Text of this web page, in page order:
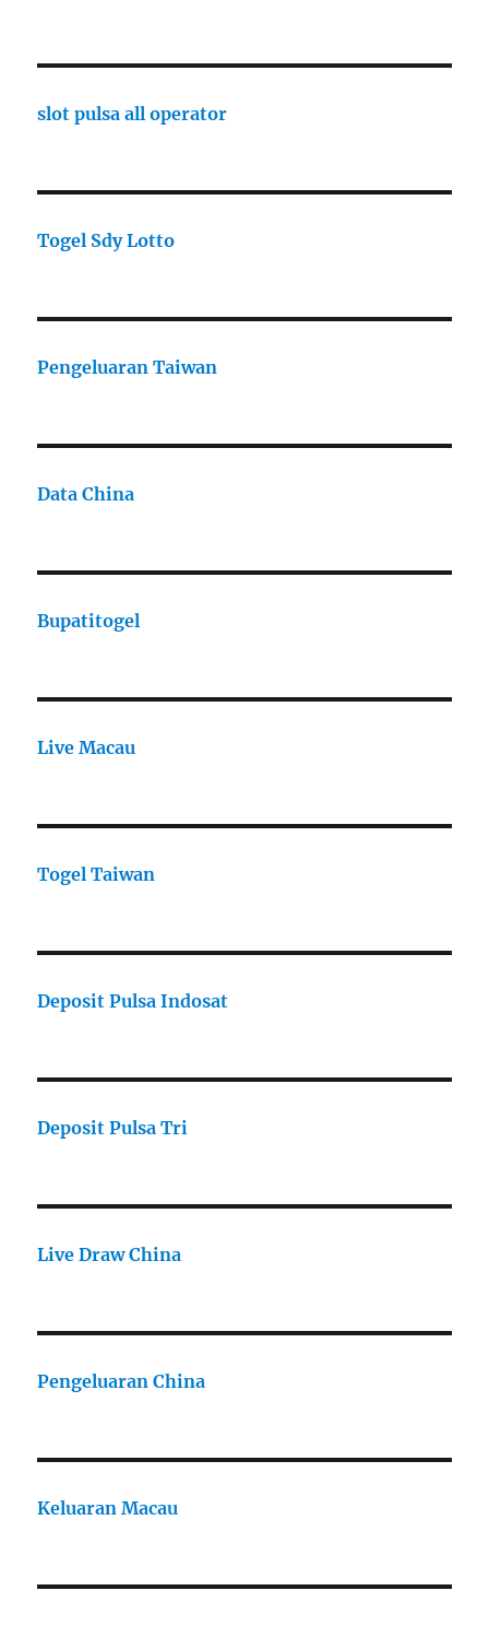
slot pulsa all operator
Togel Sdy Lotto
Pengeluaran Taiwan
Data China
Bupatitogel
Live Macau
Togel Taiwan
Deposit Pulsa Indosat
Deposit Pulsa Tri
Live Draw China
Pengeluaran China
Keluaran Macau